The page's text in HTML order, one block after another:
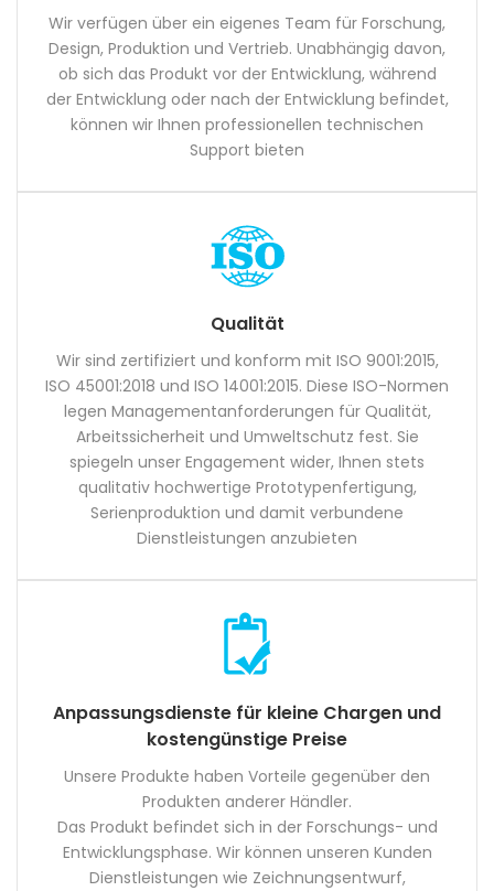
Wir verfügen über ein eigenes Team für Forschung,
Design, Produktion und Vertrieb. Unabhängig davon,
ob sich das Produkt vor der Entwicklung, während
der Entwicklung oder nach der Entwicklung befindet,
können wir Ihnen professionellen technischen
Support bieten
Qualität
Wir sind zertifiziert und konform mit ISO 9001:2015,
ISO 45001:2018 und ISO 14001:2015. Diese ISO-Normen
legen Managementanforderungen für Qualität,
Arbeitssicherheit und Umweltschutz fest. Sie
spiegeln unser Engagement wider, Ihnen stets
qualitativ hochwertige Prototypenfertigung,
Serienproduktion und damit verbundene
Dienstleistungen anzubieten
Anpassungsdienste für kleine Chargen und
kostengünstige Preise
Unsere Produkte haben Vorteile gegenüber den
Produkten anderer Händler.
Das Produkt befindet sich in der Forschungs- und
Entwicklungsphase. Wir können unseren Kunden
Dienstleistungen wie Zeichnungsentwurf,